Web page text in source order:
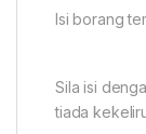
Isi borang
Sila isi
tiada